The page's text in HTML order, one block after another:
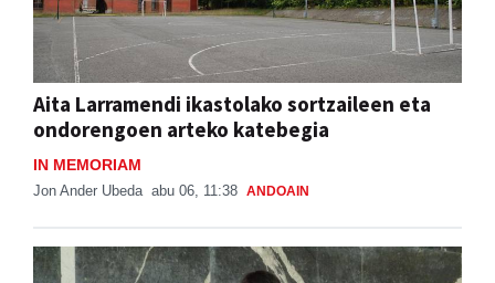
Aita Larramendi ikastolako sortzaileen eta
ondorengoen arteko katebegia
IN MEMORIAM
Jon Ander Ubeda abu 06, 11:38 ANDOAIN